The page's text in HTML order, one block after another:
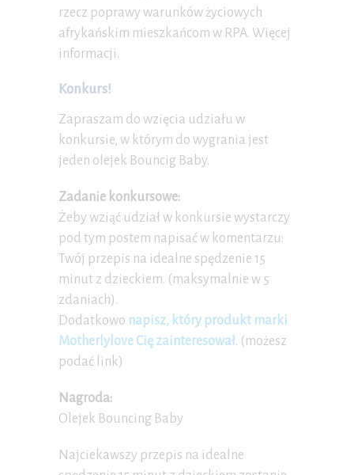
rzecz poprawy warunków życiowych
afrykańskim mieszkańcom w RPA. Więcej
informacji.
Konkurs!
Zapraszam do wzięcia udziału w
konkursie, w którym do wygrania jest
jeden olejek Bouncig Baby.
Zadanie konkursowe:
Żeby wziąć udział w konkursie wystarczy
pod tym postem napisać w komentarzu:
Twój przepis na idealne spędzenie 15
minut z dzieckiem. (maksymalnie w 5
zdaniach).
Dodatkowo napisz, który produkt marki
Motherlylove Cię zainteresował. (możesz
podać link)
Nagroda:
Olejek Bouncing Baby
Najciekawszy przepis na idealne